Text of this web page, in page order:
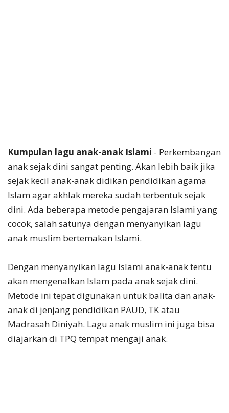
Kumpulan lagu anak-anak Islami - Perkembangan
anak sejak dini sangat penting. Akan lebih baik jika
sejak kecil anak-anak didikan pendidikan agama
Islam agar akhlak mereka sudah terbentuk sejak
dini. Ada beberapa metode pengajaran Islami yang
cocok, salah satunya dengan menyanyikan lagu
anak muslim bertemakan Islami.
Dengan menyanyikan lagu Islami anak-anak tentu
akan mengenalkan Islam pada anak sejak dini.
Metode ini tepat digunakan untuk balita dan anak-
anak di jenjang pendidikan PAUD, TK atau
Madrasah Diniyah. Lagu anak muslim ini juga bisa
diajarkan di TPQ tempat mengaji anak.